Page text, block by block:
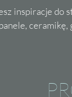
inspiracje do